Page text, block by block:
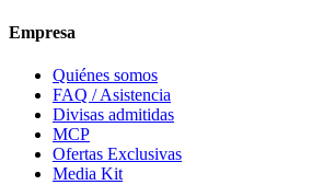
Empresa
Quiénes somos
FAQ / Asistencia
Divisas admitidas
MCP
Ofertas Exclusivas
Media Kit